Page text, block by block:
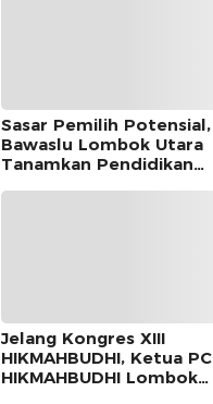
Sasar Pemilih Potensial,
Bawaslu Lombok Utara
Tanamkan Pendidikan
Jelang Kongres XIII
HIKMAHBUDHI, Ketua PC
HIKMAHBUDHI Lombok